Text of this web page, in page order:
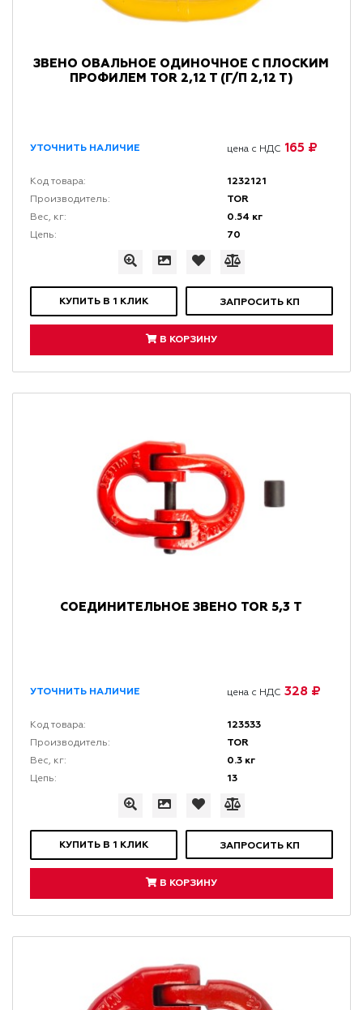
ЗВЕНО ОВАЛЬНОЕ ОДИНОЧНОЕ С ПЛОСКИМ
ПРОФИЛЕМ TOR 2,12 T (Г/П 2,12 Т)
УТОЧНИТЬ НАЛИЧИЕ цена с НДС 165 ₽
Код товара: 1232121
Производитель: TOR
Вес, кг: 0.54 кг
Цепь: 70
КУПИТЬ В 1 КЛИК ЗАПРОСИТЬ КП
В КОРЗИНУ
СОЕДИНИТЕЛЬНОЕ ЗВЕНО TOR 5,3 Т
УТОЧНИТЬ НАЛИЧИЕ цена с НДС 328 ₽
Код товара: 123533
Производитель: TOR
Вес, кг: 0.3 кг
Цепь: 13
КУПИТЬ В 1 КЛИК ЗАПРОСИТЬ КП
В КОРЗИНУ